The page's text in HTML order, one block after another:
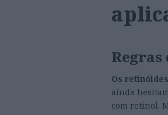
Os
ainda
com retinol.